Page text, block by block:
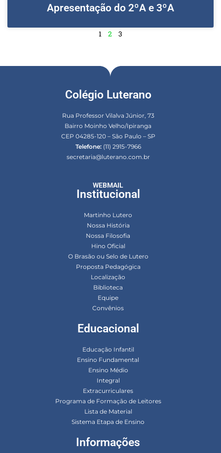
Apresentação do 2ºA e 3ºA
1 2 3
Colégio Luterano
Rua Professor Vilalva Júnior, 73
Bairro Moinho Velho/Ipiranga
CEP 04285-120 – São Paulo – SP
Telefone:(11) 2915-7966
secretaria@luterano.com.br
WEBMAIL
Institucional
Martinho Lutero
Nossa História
Nossa Filosofia
Hino Oficial
O Brasão ou Selo de Lutero
Proposta Pedagógica
Localização
Biblioteca
Equipe
Convênios
Educacional
Educação Infantil
Ensino Fundamental
Ensino Médio
Integral
Extracurriculares
Programa de Formação de Leitores
Lista de Material
Sistema Etapa de Ensino
Informações